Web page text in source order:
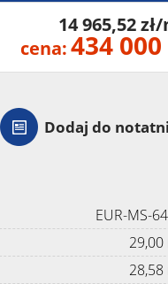
14 965,52
cena:434 000
Dodaj do
EUR-MS-
29,00
28,58